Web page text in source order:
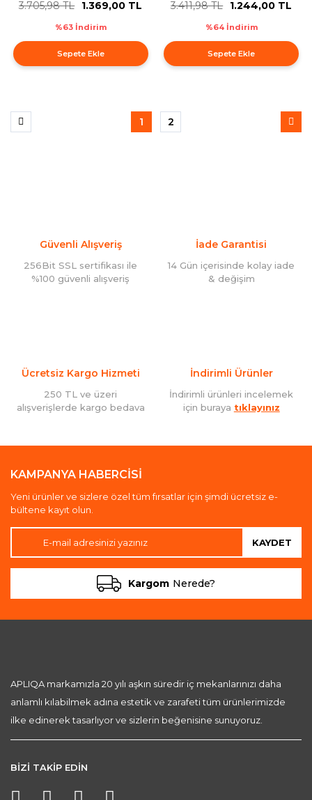
3.705,98 TL 1.369,00 TL
%63 İndirim
Sepete Ekle
3.411,98 TL 1.244,00 TL
%64 İndirim
Sepete Ekle
1 2
Güvenli Alışveriş
256Bit SSL sertifikası ile
%100 güvenli alışveriş
İade Garantisi
14 Gün içerisinde kolay iade
& değişim
Ücretsiz Kargo Hizmeti
250 TL ve üzeri
alışverişlerde kargo bedava
İndirimli Ürünler
İndirimli ürünleri incelemek
için buraya tıklayınız
KAMPANYA HABERCİSİ
Yeni ürünler ve sizlere özel tüm fırsatlar için şimdi ücretsiz e-
bültene kayıt olun.
KAYDET
Kargom Nerede?
APLIQA markamızla 20 yılı aşkın süredir iç mekanlarınızı daha
anlamlı kılabilmek adına estetik ve zarafeti tüm ürünlerimizde
ilke edinerek tasarlıyor ve sizlerin beğenisine sunuyoruz.
BİZİ TAKİP EDİN